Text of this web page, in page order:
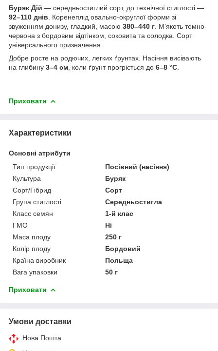
Буряк Дій — середньостиглий сорт, до технічної стиглості —
92–110 днів . Коренеплід овально-округлої форми зі
звуженням донизу, гладкий, масою 380–440 г . М’якоть темно-
червона з бордовим відтінком, соковита та солодка. Сорт
універсального призначення.
Добре росте на родючих, легких ґрунтах. Насіння висівають
на глибину 3–4 см , коли ґрунт прогріється до 6–8 °C
Приховати
Характеристики
Основні атрибути
Тип продукції
Посівний (насіння)
Культура
Буряк
Сорт/Гібрид
Сорт
Група стиглості
Середньостигла
Класс семян
1-й клас
ГМО
Ні
Маса плоду
250 г
Колір плоду
Бордовий
Країна виробник
Польща
Вага упаковки
50 г
Приховати
Умови доставки
Нова Пошта